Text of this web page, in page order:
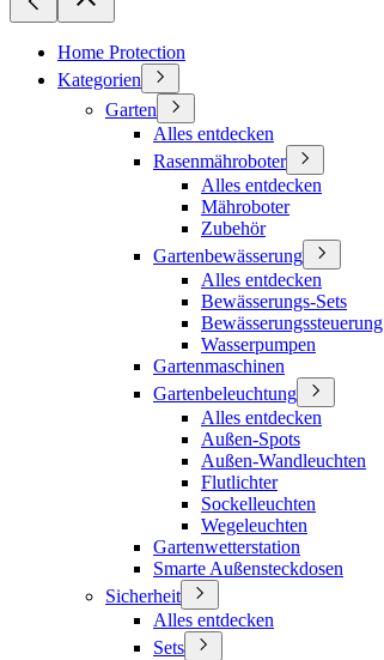
Home Protection
Kategorien
Garten
Alles entdecken
Rasenmähroboter
Alles entdecken
Mähroboter
Zubehör
Gartenbewässerung
Alles entdecken
Bewässerungs-Sets
Bewässerungssteuerung
Wasserpumpen
Gartenmaschinen
Gartenbeleuchtung
Alles entdecken
Außen-Spots
Außen-Wandleuchten
Flutlichter
Sockelleuchten
Wegeleuchten
Gartenwetterstation
Smarte Außensteckdosen
Sicherheit
Alles entdecken
Sets